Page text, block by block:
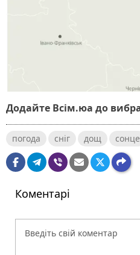
Додайте Всім.юа до
погода сніг дощ сонце
Коментарі